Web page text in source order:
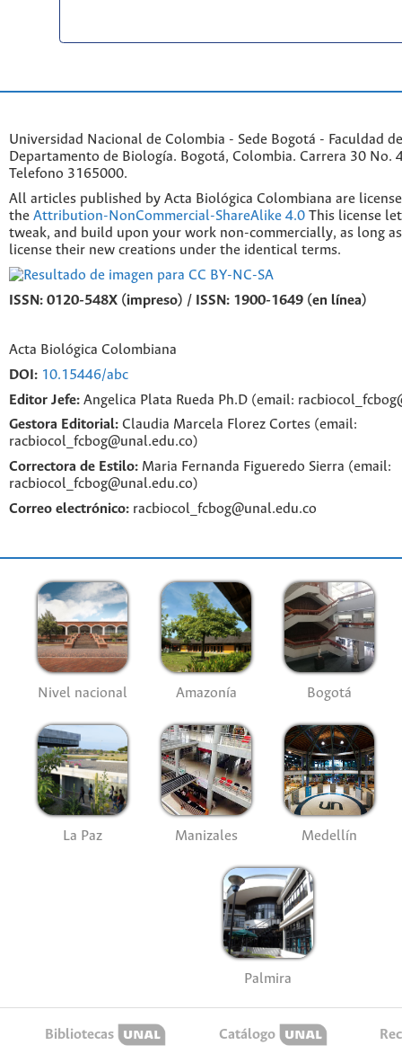
Universidad Nacional de Colombia - Sede Bogotá - Faculdad
Departamento de Biología. Bogotá, Colombia. Carrera 30 No.
Telefono 3165000.
All articles published by Acta Biológica Colombiana are
the Attribution-NonCommercial-ShareAlike 4.0 This license
tweak, and build upon your work non-commercially, as long
license their new creations under the identical terms.
ISSN: 0120-548X (impreso) / ISSN: 1900-1649 (en línea)
Acta Biológica Colombiana
DOI: 10.15446/abc
Editor Jefe: Angelica Plata Rueda Ph.D (email:
Gestora Editorial: Claudia Marcela Florez Cortes (email:
racbiocol_fcbog@unal.edu.co)
Correctora de Estilo: Maria Fernanda Figueredo Sierra (email:
racbiocol_fcbog@unal.edu.co)
Correo electrónico: racbiocol_fcbog@unal.edu.co
Nivel nacional Amazonía Bogotá
La Paz Manizales Medellín
Palmira
Bibliotecas Catálogo